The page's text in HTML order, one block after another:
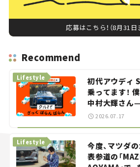
応募はこちら！（8月31日
Recommend
初代アウディ
乗ってます！
中村大輝さん
智之の「クル
Lifestyle
2026.07.17
今度、マツダ
表参道の「
Lifestyle